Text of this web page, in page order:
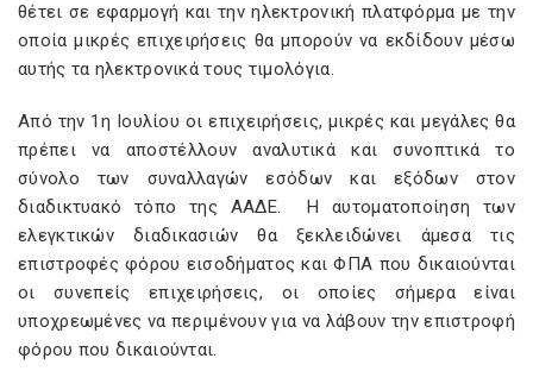
θέτει σε εφαρμογή και την ηλεκτρονική πλατφόρμα με την
οποία μικρές επιχειρήσεις θα μπορούν να εκδίδουν μέσω
αυτής τα ηλεκτρονικά τους τιμολόγια.
Από την 1η Ιουλίου οι επιχειρήσεις, μικρές και μεγάλες θα
πρέπει να αποστέλλουν αναλυτικά και συνοπτικά το
σύνολο των συναλλαγών εσόδων και εξόδων στον
διαδικτυακό τόπο της ΑΑΔΕ. Η αυτοματοποίηση των
ελεγκτικών διαδικασιών θα ξεκλειδώνει άμεσα τις
επιστροφές φόρου εισοδήματος και ΦΠΑ που δικαιούνται
οι συνεπείς επιχειρήσεις, οι οποίες σήμερα είναι
υποχρεωμένες να περιμένουν για να λάβουν την επιστροφή
φόρου που δικαιούνται.